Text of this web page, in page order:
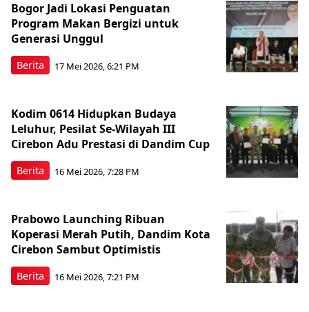
Berita
Bogor Jadi Lokasi Penguatan
Program Makan Bergizi untuk
Generasi Unggul
17 Mei 2026, 6:21 PM
Berita
Kodim 0614 Hidupkan Budaya
Leluhur, Pesilat Se-Wilayah III
Cirebon Adu Prestasi di Dandim Cup
16 Mei 2026, 7:28 PM
Berita
Prabowo Launching Ribuan
Koperasi Merah Putih, Dandim Kota
Cirebon Sambut Optimistis
16 Mei 2026, 7:21 PM